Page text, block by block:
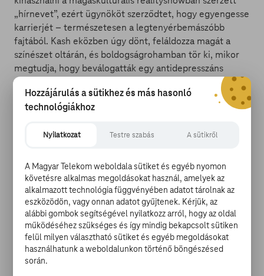
„hírnevet”, ezért ügynököt szerződtet, hogy egyengesse
karrierjét – természetesen a legtenyérbemászóbb
fajtából. Kash eközben úgy dönt, feláldozza magát a
színészet oltárán, és boldogságrohamban tör ki, mikor
megtudja, hogy beválogatták egy antidepresszáns
gyógyszer tévéreklámjába. A gigászi hírnév azonban a
fejébe száll, és megfeledkezik banki prezentációjáról,
amiért morózus főnöke azonnal kitessékeli az
A társaság eközben gőzerővel készül Basheer és Fatima
esküvőjére, Kasht pedig a lesújtó események sem
tántorítják el attól, hogy rányomuljon Mayára, és
szándékai szerint vele jelenjen meg a ceremónián. Maya
azonban továbbra is tartaná a két lépés távolságot.
Végül onnan érkezik a meggyőző sugallat, ahonnan a
legkevésbé sem várná. Bájosan tapló főnöke, Andrew is
hivatalos az összejövetelre, ahová Zara egy Nincstitok
Hozzájárulás a sütikhez és más hasonló
technológiákhoz
Nyilatkozat Testre szabás A sütikről
A Magyar Telekom weboldala sütiket és egyéb nyomon
követésre alkalmas megoldásokat használ, amelyek az
alkalmazott technológia függvényében adatot tárolnak az
eszközödön, vagy onnan adatot gyűjtenek. Kérjük, az
alábbi gombok segítségével nyilatkozz arról, hogy az oldal
működéséhez szükséges és így mindig bekapcsolt sütiken
felül milyen választható sütiket és egyéb megoldásokat
használhatunk a weboldalunkon történő böngészésed
során.